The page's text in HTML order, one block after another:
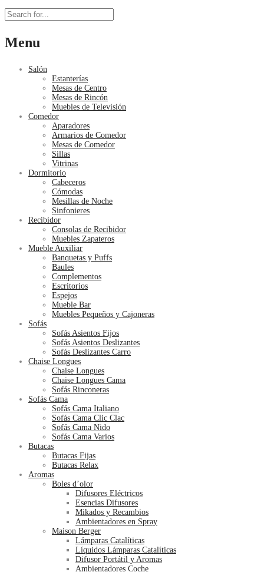
Menu
Salón
Estanterías
Mesas de Centro
Mesas de Rincón
Muebles de Televisión
Comedor
Aparadores
Armarios de Comedor
Mesas de Comedor
Sillas
Vitrinas
Dormitorio
Cabeceros
Cómodas
Mesillas de Noche
Sinfonieres
Recibidor
Consolas de Recibidor
Muebles Zapateros
Mueble Auxiliar
Banquetas y Puffs
Baules
Complementos
Escritorios
Espejos
Mueble Bar
Muebles Pequeños y Cajoneras
Sofás
Sofás Asientos Fijos
Sofás Asientos Deslizantes
Sofás Deslizantes Carro
Chaise Longues
Chaise Longues
Chaise Longues Cama
Sofás Rinconeras
Sofás Cama
Sofás Cama Italiano
Sofás Cama Clic Clac
Sofás Cama Nido
Sofás Cama Varios
Butacas
Butacas Fijas
Butacas Relax
Aromas
Boles d’olor
Difusores Eléctricos
Esencias Difusores
Mikados y Recambios
Ambientadores en Spray
Maison Berger
Lámparas Catalíticas
Líquidos Lámparas Catalíticas
Difusor Portátil y Aromas
Ambientadores Coche